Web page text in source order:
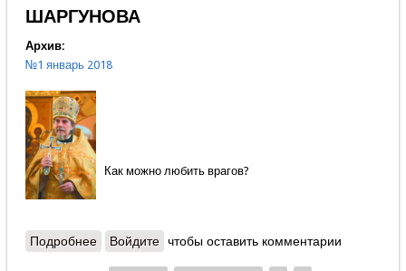
ШАРГУНОВА
Архив:
№1 январь 2018
Как можно любить врагов?
Подробнеео Ответы протоиерея Александра ШАРГУНОВА
Войдите чтобы оставить комментарии